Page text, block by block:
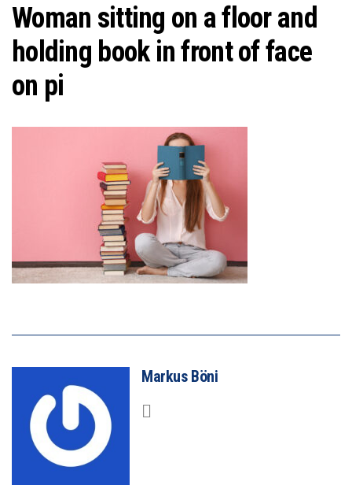
Woman sitting on a floor and
holding book in front of face
on pi
Markus Böni